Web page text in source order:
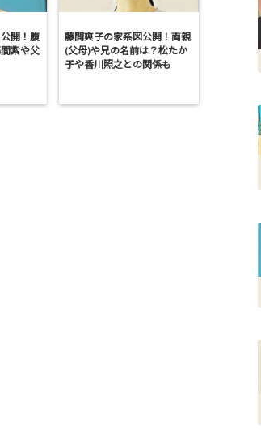
開！腹
紫や父
藤間爽子の家系図公開！両親
(父母)や兄の名前は？松たか
子や香川照之との関係も